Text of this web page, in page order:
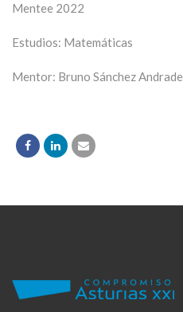
Mentee 2022
Estudios: Matemáticas
Mentor: Bruno Sánchez Andrade